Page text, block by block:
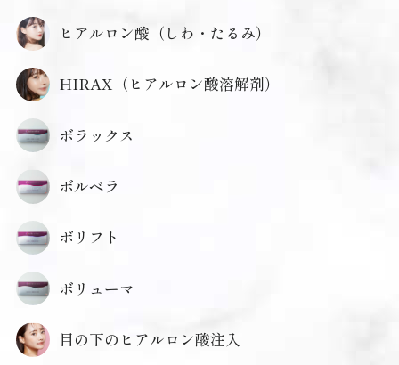
ヒアルロン酸（しわ・たるみ）
HIRAX（ヒアルロン酸溶解剤）
ボラックス
ボルベラ
ボリフト
ボリューマ
目の下のヒアルロン酸注入